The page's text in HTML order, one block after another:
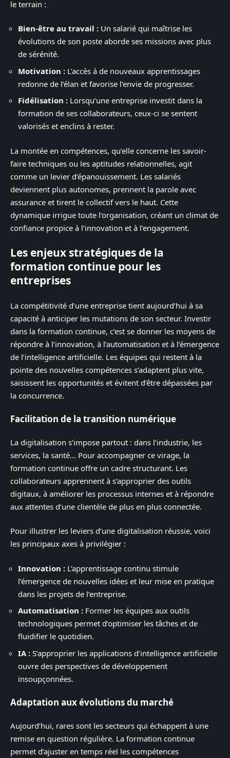
le terrain :
Bien-être au travail : Un salarié qui maîtrise les
évolutions de son poste aborde ses missions avec plus
de sérénité.
Motivation : L’accès à de nouveaux apprentissages
redonne de l’élan et favorise l’envie de progresser.
Fidélisation : Lorsqu’une entreprise investit dans la
formation de ses collaborateurs, ceux-ci se sentent
valorisés et enclins à rester.
La montée en compétences, qu’elle concerne les savoir-
faire techniques ou les aptitudes relationnelles, agit
comme un levier d’épanouissement. Les salariés
deviennent plus autonomes, prennent la parole avec
assurance et tirent le collectif vers le haut. Cette
dynamique irrigue toute l’organisation, créant un climat de
confiance propice à l’innovation et à l’engagement.
Les enjeux stratégiques de la
formation continue pour les
entreprises
La compétitivité d’une entreprise tient aujourd’hui à sa
capacité à anticiper les mutations de son secteur. Investir
dans la formation continue, c’est se donner les moyens de
répondre à l’innovation, à l’automatisation et à l’émergence
de l’intelligence artificielle. Les équipes qui restent à la
pointe des nouvelles compétences s’adaptent plus vite,
saisissent les opportunités et évitent d’être dépassées par
la concurrence.
Facilitation de la transition numérique
La digitalisation s’impose partout : dans l’industrie, les
services, la santé… Pour accompagner ce virage, la
formation continue offre un cadre structurant. Les
collaborateurs apprennent à s’approprier des outils
digitaux, à améliorer les processus internes et à répondre
aux attentes d’une clientèle de plus en plus connectée.
Pour illustrer les leviers d’une digitalisation réussie, voici
les principaux axes à privilégier :
Innovation : L’apprentissage continu stimule
l’émergence de nouvelles idées et leur mise en pratique
dans les projets de l’entreprise.
Automatisation : Former les équipes aux outils
technologiques permet d’optimiser les tâches et de
fluidifier le quotidien.
IA : S’approprier les applications d’intelligence artificielle
ouvre des perspectives de développement
insoupçonnées.
Adaptation aux évolutions du marché
Aujourd’hui, rares sont les secteurs qui échappent à une
remise en question régulière. La formation continue
permet d’ajuster en temps réel les compétences